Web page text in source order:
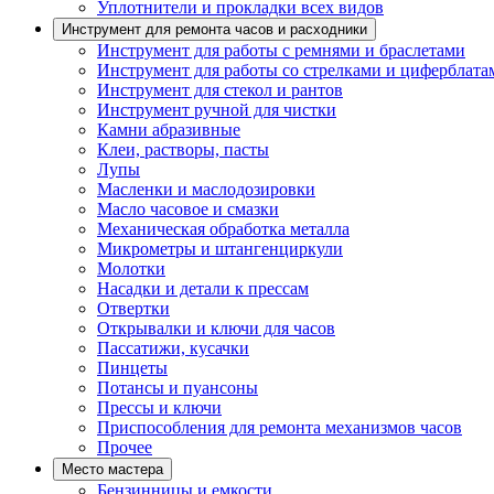
Уплотнители и прокладки всех видов
Инструмент для ремонта часов и расходники
Инструмент для работы с ремнями и браслетами
Инструмент для работы со стрелками и
Инструмент для стекол и рантов
Инструмент ручной для чистки
Камни абразивные
Клеи, растворы, пасты
Лупы
Масленки и маслодозировки
Масло часовое и смазки
Механическая обработка металла
Микрометры и штангенциркули
Молотки
Насадки и детали к прессам
Отвертки
Открывалки и ключи для часов
Пассатижи, кусачки
Пинцеты
Потансы и пуансоны
Прессы и ключи
Приспособления для ремонта механизмов часов
Прочее
Место мастера
Бензинницы и емкости